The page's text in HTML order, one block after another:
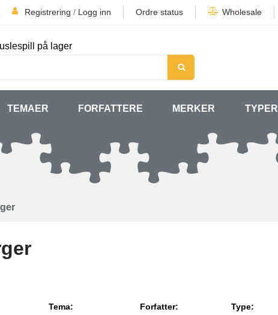
Registrering / Logg inn Ordre status Wholesale
på lager
TEMAER FORFATTERE MERKER TYPER
Tema: Forfatter: Type: